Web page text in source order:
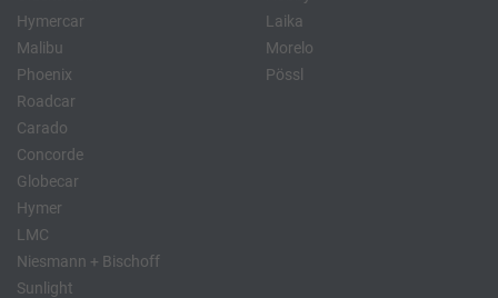
Hymercar
Malibu
Phoenix
Roadcar
Laika
Morelo
Pössl
Carado
Concorde
Globecar
Hymer
LMC
Niesmann + Bischoff
Sunlight